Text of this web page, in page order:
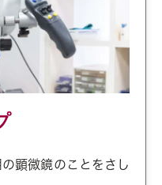
顕微鏡のことをさし